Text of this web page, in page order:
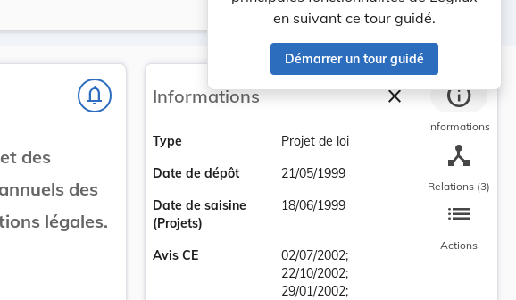
en suivant ce tour guidé.
Démarrer un tour guidé
Lancer la recherche
Filtres
notifications_none
des
des
légales.
Informations closeFermer la barre
Type
Projet de loi
Date de dépôt
21/05/1999
Date de saisine
(Projets)
18/06/1999
Avis CE
02/07/2002;
22/10/2002;
29/01/2002;
info
Informations
device_hub
Relations (3)
list
Actions